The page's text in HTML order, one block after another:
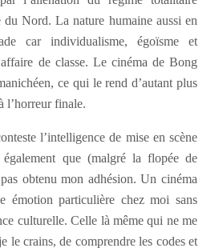
Nord. La nature humaine aussi en
car individualisme, égoïsme et
affaire de classe. Le cinéma de Bong
ce qui le rend d’autant plus
l’horreur finale.
l’intelligence de mise en scène
également que (malgré la flopée de
obtenu mon adhésion. Un cinéma
émotion particulière chez moi sans
culturelle. Celle là même qui ne me
le crains, de comprendre les codes et